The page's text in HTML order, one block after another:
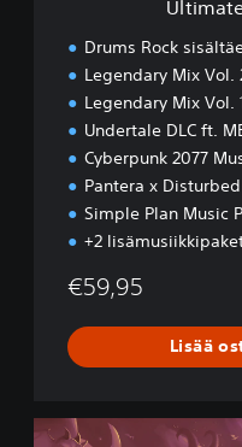
Drums Rock
Legendary Mix Vol.
Legendary Mix
Undertale DLC ft.
Cyberpunk 2077
Pantera x
Simple Plan Music
+2
€59,95
Lisää
P